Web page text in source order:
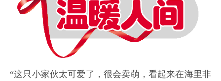
“这只小家伙太可爱了，很会卖萌，看起来在海里非